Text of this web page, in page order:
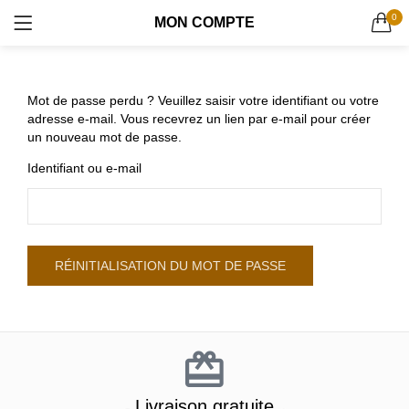
MON COMPTE 0
Bab Al Andalous
Calligraphie
Kits As'Salam
Masajid
Mosaïque
Rissala
Toutes les catégories
Bab Al Andalous (18)
Kits As’Salam (11)
Mot de passe perdu ? Veuillez saisir votre identifiant ou votre
adresse e-mail. Vous recevrez un lien par e-mail pour créer
un nouveau mot de passe.
Identifiant ou e-mail
RÉINITIALISATION DU MOT DE PASSE